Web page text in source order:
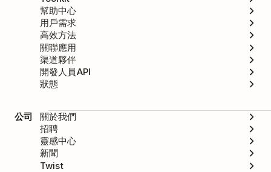
幫助中心
用戶需求
高效方法
關聯應用
渠道夥伴
開發人員API
狀態
公司
關於我們
招聘
靈感中心
新聞
Twist